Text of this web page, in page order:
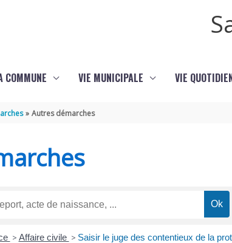
COMMUNE VIE MUNICIPALE VIE
Autres démarches
> Affaire civile > Saisir le juge des contentieux de la